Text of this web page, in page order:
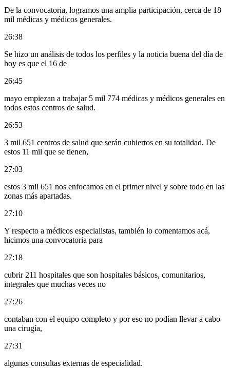
De la convocatoria, logramos una amplia participación, cerca de 18
mil médicas y médicos generales.
26:38
Se hizo un análisis de todos los perfiles y la noticia buena del día de
hoy es que el 16 de
26:45
mayo empiezan a trabajar 5 mil 774 médicas y médicos generales en
todos estos centros de salud.
26:53
3 mil 651 centros de salud que serán cubiertos en su totalidad. De
estos 11 mil que se tienen,
27:03
estos 3 mil 651 nos enfocamos en el primer nivel y sobre todo en las
zonas más apartadas.
27:10
Y respecto a médicos especialistas, también lo comentamos acá,
hicimos una convocatoria para
27:18
cubrir 211 hospitales que son hospitales básicos, comunitarios,
integrales que muchas veces no
27:26
contaban con el equipo completo y por eso no podían llevar a cabo
una cirugía,
27:31
algunas consultas externas de especialidad.